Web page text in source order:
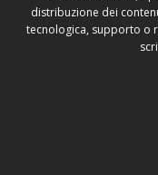
distribuzione dei
tecnologica, supporto o